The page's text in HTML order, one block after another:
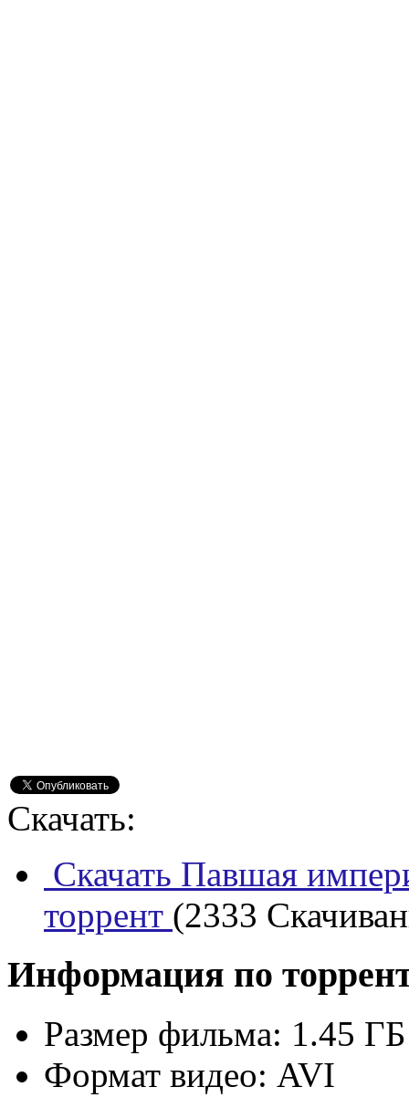
Скачать:
Скачать Павшая
торрент (2333
Информация по
Размер фильма: 1.45 ГБ
Формат видео: AVI